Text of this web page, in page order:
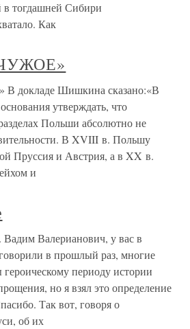
тогдашней Сибири
Как
докладе Шишкина сказано:«В
утверждать, что
Польши абсолютно не
В XVIII в. Польшу
Пруссия и Австрия, а в XX в.
и
Валерианович, у вас в
в прошлый раз, многие
периоду истории
но я взял это определение
Так вот, говоря о
об их